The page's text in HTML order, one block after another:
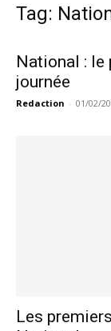
Tag:
National : le
journée
Redaction - 01/02/
Les